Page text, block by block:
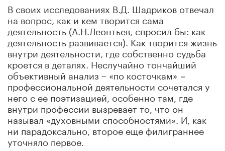
В своих исследованиях В.Д. Шадриков отвечал
на вопрос, как и кем творится сама
деятельность (А.Н.Леонтьев, спросил бы: как
деятельность развивается). Как творится жизнь
внутри деятельности, где собственно судьба
кроется в деталях. Неслучайно тончайший
объективный анализ – «по косточкам» –
профессиональной деятельности сочетался у
него с ее поэтизацией, особенно там, где
внутри профессии вызревает то, что он
называл «духовными способностями». И, как
ни парадоксально, второе еще филиграннее
уточняло первое.